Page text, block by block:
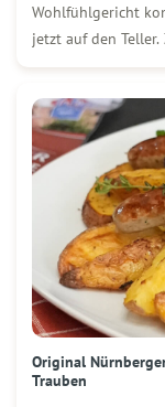
Wohlfühlgericht
jetzt auf den
Original
Trauben